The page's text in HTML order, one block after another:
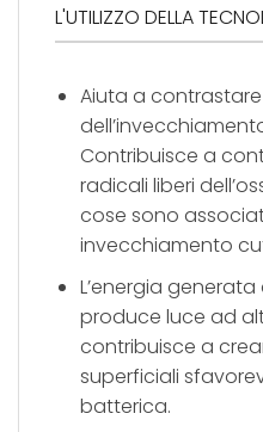
L'UTILIZZO DELLA
Aiuta a contrastare
Contribuisce a
radicali liberi
cose sono
invecchiamento
L’energia
produce luce ad
contribuisce a
superficiali
batterica.